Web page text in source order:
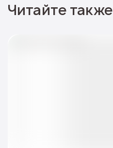
Читайте также